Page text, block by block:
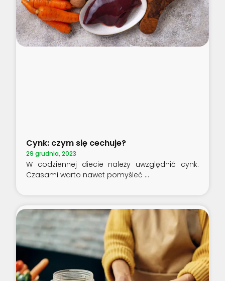
Cynk: czym się cechuje?
29 grudnia, 2023
W codziennej diecie należy uwzględnić cynk.
Czasami warto nawet pomyśleć